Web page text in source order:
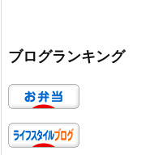
ブログランキング